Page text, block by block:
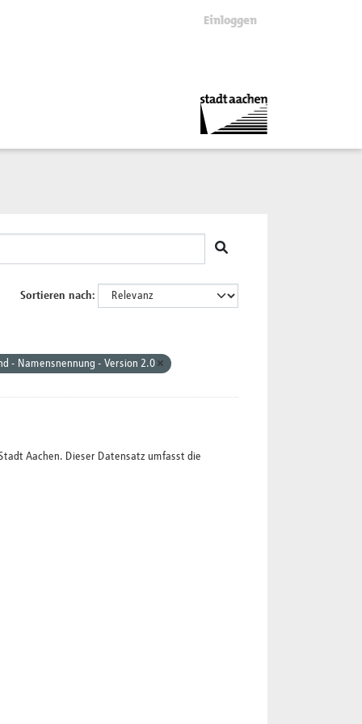
Einloggen
Sortieren nach
- Namensnennung - Version 2.0
Aachen. Dieser Datensatz umfasst die